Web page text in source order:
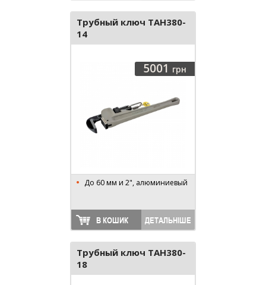
Трубный ключ TAH380-
14
5001 грн
До 60 мм и 2", алюминиевый
В КОШИК ДЕТАЛЬНІШЕ
Трубный ключ TAH380-
18